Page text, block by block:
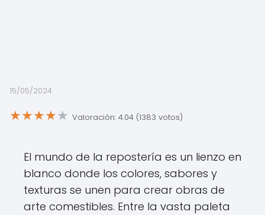
15/05/2024
★★★★★ Valoración: 4.04 (1383 votos)
El mundo de la repostería es un lienzo en
blanco donde los colores, sabores y
texturas se unen para crear obras de
arte comestibles. Entre la vasta paleta